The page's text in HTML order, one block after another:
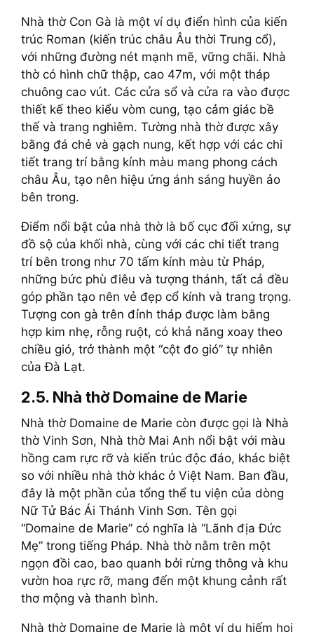
Nhà thờ Con Gà là một ví dụ điển hình của kiến
trúc Roman (kiến trúc châu Âu thời Trung cổ),
với những đường nét mạnh mẽ, vững chãi. Nhà
thờ có hình chữ thập, cao 47m, với một tháp
chuông cao vút. Các cửa sổ và cửa ra vào được
thiết kế theo kiểu vòm cung, tạo cảm giác bề
thế và trang nghiêm. Tường nhà thờ được xây
bằng đá chẻ và gạch nung, kết hợp với các chi
tiết trang trí bằng kính màu mang phong cách
châu Âu, tạo nên hiệu ứng ánh sáng huyền ảo
bên trong.
Điểm nổi bật của nhà thờ là bố cục đối xứng, sự
đồ sộ của khối nhà, cùng với các chi tiết trang
trí bên trong như 70 tấm kính màu từ Pháp,
những bức phù điêu và tượng thánh, tất cả đều
góp phần tạo nên vẻ đẹp cổ kính và trang trọng.
Tượng con gà trên đỉnh tháp được làm bằng
hợp kim nhẹ, rỗng ruột, có khả năng xoay theo
chiều gió, trở thành một “cột đo gió” tự nhiên
của Đà Lạt.
2.5. Nhà thờ Domaine de Marie
Nhà thờ Domaine de Marie còn được gọi là Nhà
thờ Vinh Sơn, Nhà thờ Mai Anh nổi bật với màu
hồng cam rực rỡ và kiến trúc độc đáo, khác biệt
so với nhiều nhà thờ khác ở Việt Nam. Ban đầu,
đây là một phần của tổng thể tu viện của dòng
Nữ Tử Bác Ái Thánh Vinh Sơn. Tên gọi
“Domaine de Marie” có nghĩa là “Lãnh địa Đức
Mẹ” trong tiếng Pháp. Nhà thờ nằm trên một
ngọn đồi cao, bao quanh bởi rừng thông và khu
vườn hoa rực rỡ, mang đến một khung cảnh rất
thơ mộng và thanh bình.
Nhà thờ Domaine de Marie là một ví dụ hiếm hoi